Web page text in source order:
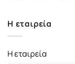
Η εταιρεία
Η εταιρεία